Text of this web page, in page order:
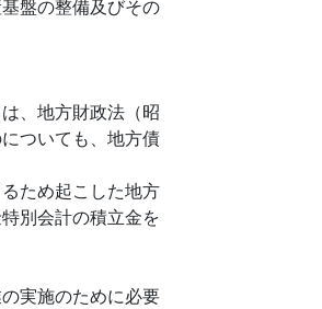
盤の整備及びその
、地方財政法（昭
ついても、地方債
ため起こした地方
別会計の積立金を
実施のために必要